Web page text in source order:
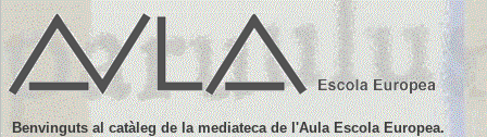
Benvinguts al catàleg de la mediateca de l'Aula Escola Europea.